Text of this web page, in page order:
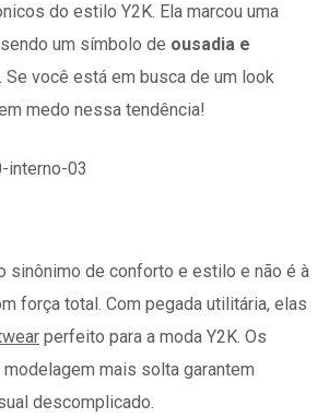
do estilo Y2K. Ela marcou uma
um símbolo de ousadia e
Se você está em busca de um look
medo nessa tendência!
sinônimo de conforto e estilo e não é à
força total. Com pegada utilitária, elas
perfeito para a moda Y2K. Os
mais solta garantem
descomplicado.